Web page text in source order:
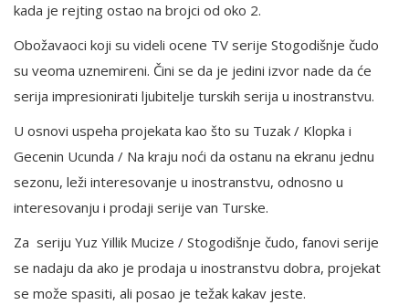
kada je rejting ostao na brojci od oko 2.
Obožavaoci koji su videli ocene TV serije Stogodišnje čudo
su veoma uznemireni. Čini se da je jedini izvor nade da će
serija impresionirati ljubitelje turskih serija u inostranstvu.
U osnovi uspeha projekata kao što su Tuzak / Klopka i
Gecenin Ucunda / Na kraju noći da ostanu na ekranu jednu
sezonu, leži interesovanje u inostranstvu, odnosno u
interesovanju i prodaji serije van Turske.
Za seriju Yuz Yillik Mucize / Stogodišnje čudo, fanovi serije
se nadaju da ako je prodaja u inostranstvu dobra, projekat
se može spasiti, ali posao je težak kakav jeste.